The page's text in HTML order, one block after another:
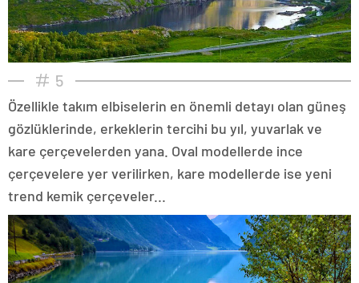
5
Özellikle takım elbiselerin en önemli detayı olan güneş
gözlüklerinde, erkeklerin tercihi bu yıl, yuvarlak ve
kare çerçevelerden yana. Oval modellerde ince
çerçevelere yer verilirken, kare modellerde ise yeni
trend kemik çerçeveler...